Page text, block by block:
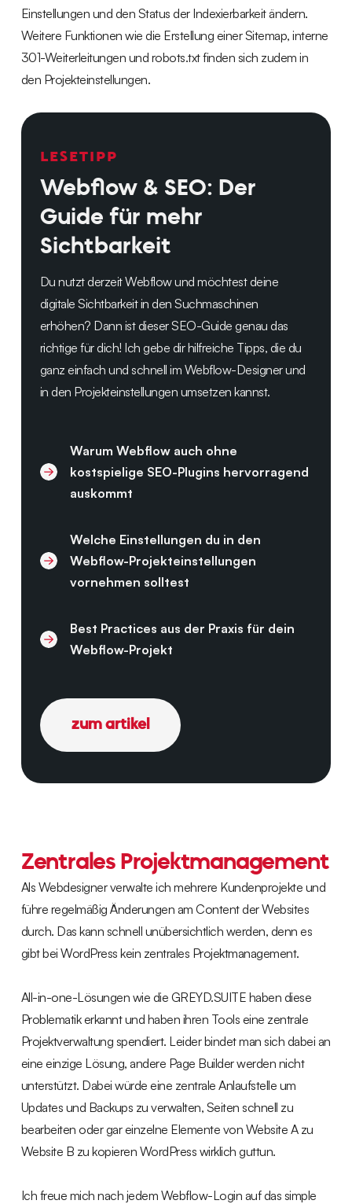
Einstellungen und den Status der Indexierbarkeit ändern.
Weitere Funktionen wie die Erstellung einer Sitemap, interne
301-Weiterleitungen und robots.txt finden sich zudem in
den Projekteinstellungen.
LESETIPP
Webflow & SEO: Der
Guide für mehr
Sichtbarkeit
Du nutzt derzeit Webflow und möchtest deine
digitale Sichtbarkeit in den Suchmaschinen
erhöhen? Dann ist dieser SEO-Guide genau das
richtige für dich! Ich gebe dir hilfreiche Tipps, die du
ganz einfach und schnell im Webflow-Designer und
in den Projekteinstellungen umsetzen kannst.
Warum Webflow auch ohne
kostspielige SEO-Plugins hervorragend
auskommt
Welche Einstellungen du in den
Webflow-Projekteinstellungen
vornehmen solltest
Best Practices aus der Praxis für dein
Webflow-Projekt
zum artikel
Zentrales Projektmanagement
Als Webdesigner verwalte ich mehrere Kundenprojekte und
führe regelmäßig Änderungen am Content der Websites
durch. Das kann schnell unübersichtlich werden, denn es
gibt bei WordPress kein zentrales Projektmanagement.
All-in-one-Lösungen wie die GREYD.SUITE haben diese
Problematik erkannt und haben ihren Tools eine zentrale
Projektverwaltung spendiert. Leider bindet man sich dabei an
eine einzige Lösung, andere Page Builder werden nicht
unterstützt. Dabei würde eine zentrale Anlaufstelle um
Updates und Backups zu verwalten, Seiten schnell zu
bearbeiten oder gar einzelne Elemente von Website A zu
Website B zu kopieren WordPress wirklich guttun.
Ich freue mich nach jedem Webflow-Login auf das simple